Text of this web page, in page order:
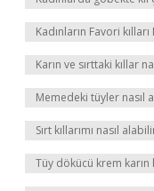
Kadınların Favori kılları
Karın ve sırttaki kıllar
Memedeki tüyler nasıl
Sırt kıllarımı nasıl
Tüy dökücü krem